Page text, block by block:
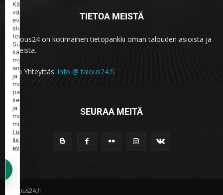
TIETOA MEISTÄ
Talous24 on kotimainen tietopankki oman talouden asioista ja
aiheista.
Ota Yhteyttäs: info @ talous24.fi
SEURAA MEITÄ
Talous24.fi
Käytämme
välttämättömiä
evästeitä
sivuston
toimintaan.
Suostumuksellasi
käytämme
myös
analytiikka-
ja
markkinointievästeitä
palvelun
kehittämiseen
ja
mainonnan
mittaamiseen.
Lue
lisää
evästekäytännöstä.